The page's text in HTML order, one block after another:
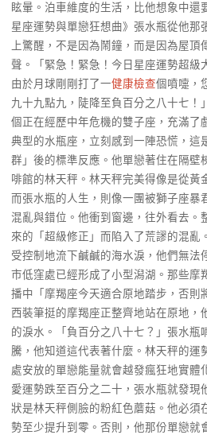
眩暈。泊車維度的生活，比他想象中還
星座運勢與單戀狂想曲》張水瓶從他那
上驚醒，不是因為鬧鐘，而是因為屋
聲。「緊急！緊急！今日星座運勢超級
由於月球剛剛打了一健康檢查個噴嚏，
九十九點九，陡降至負百分之八十七！
個正在經歷中年危機的雙子座，充滿了
典型的水瓶座，立刻感到一陣恐慌，這
群」後的標準反應。他單戀著住在隔壁
啡館的林天秤。林天秤完美得像是從黃
而張水瓶的人生，則像一團被獅子座暴
混亂與錯位。他衝到窗邊，往外看去。
來的「超級修正」而陷入了荒謬的混亂
受控制地流下鹹鹹的海水淚，他們無法
市低窪處已經形成了小型潟湖。那些摩
播中「摩羯座今天適合原地踏步，否則
西裝筆挺的摩羯座正整齊地站在原地，
的淚水。「負百分之八十七？」張水瓶
騰，他知道這代表著什麼。林天秤的運
處安放的單戀能量就會越發瘋狂地實體
愛運勢跌至百分之二十，張水瓶就發現
狀是林天秤側臉的粉紅色蘑菇。他必須
勢至少提升到零。否則，他那份單戀就